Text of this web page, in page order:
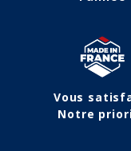
Vous
Notre